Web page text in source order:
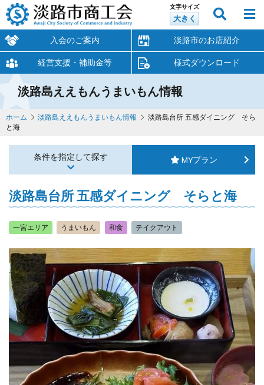
文字サイズ
大きく
入会のご案内 淡路市のお店紹介
経営支援・補助金等 様式ダウンロード
淡路島ええもんうまいもん情報
ホーム 淡路島ええもんうまいもん情報
淡路島台所 五感ダイニング そら
と海
条件を指定して探す MYプラン
淡路島台所 五感ダイニング そらと海
一宮エリア うまいもん 和食 テイクアウト